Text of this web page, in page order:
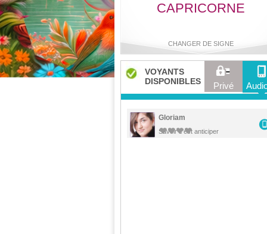
CAPRICORNE
CHANGER DE SIGNE
Bélier Taureau Gémeaux Cancer
VOYANTS
DISPONIBLES
Privé
Gloriam
Savoir c'est anticiper